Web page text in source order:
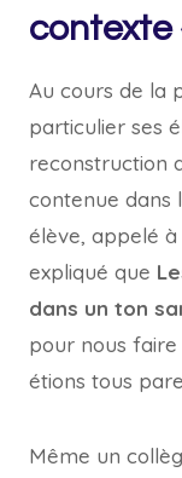
contexte
Au cours de la
particulier ses
reconstruction
contenue dans
élève, appelé
expliqué que
dans un ton
pour nous
étions tous
Même un